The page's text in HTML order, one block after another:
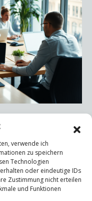
verwende ich
zu speichern
Technologien
oder eindeutige IDs
Zustimmung nicht erteilen
und Funktionen
1970er Jahren als
entfremdete und
Soziologe Frithjof
Hierarchien und
Arbeitsmodelle. Er
die Menschen